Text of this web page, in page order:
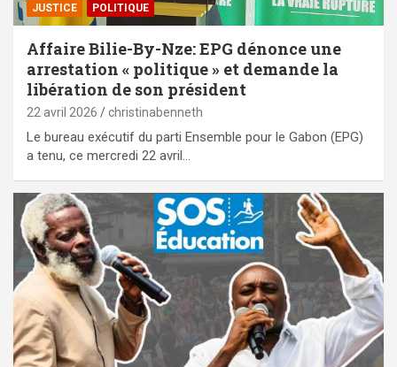
JUSTICE POLITIQUE
Affaire Bilie-By-Nze: EPG dénonce une
arrestation « politique » et demande la
libération de son président
22 avril 2026 christinabenneth
Le bureau exécutif du parti Ensemble pour le Gabon (EPG)
a tenu, ce mercredi 22 avril…